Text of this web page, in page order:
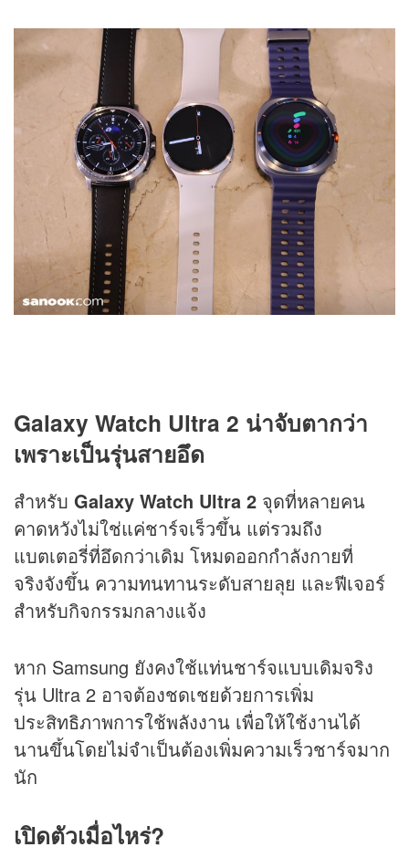
Galaxy Watch Ultra 2 น่าจับตากว่า
เพราะเป็นรุ่นสายอึด
สำหรับ Galaxy Watch Ultra 2 จุดที่หลายคน
คาดหวังไม่ใช่แค่ชาร์จเร็วขึ้น แต่รวมถึง
แบตเตอรี่ที่อึดกว่าเดิม โหมดออกกำลังกายที่
จริงจังขึ้น ความทนทานระดับสายลุย และฟีเจอร์
สำหรับกิจกรรมกลางแจ้ง
หาก Samsung ยังคงใช้แท่นชาร์จแบบเดิมจริง
รุ่น Ultra 2 อาจต้องชดเชยด้วยการเพิ่ม
ประสิทธิภาพการใช้พลังงาน เพื่อให้ใช้งานได้
นานขึ้นโดยไม่จำเป็นต้องเพิ่มความเร็วชาร์จมาก
นัก
เปิดตัวเมื่อไหร่?